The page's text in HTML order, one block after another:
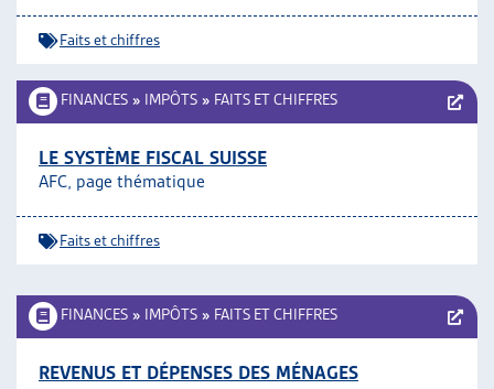
Faits et chiffres
FINANCES » IMPÔTS » FAITS ET CHIFFRES
LE SYSTÈME FISCAL SUISSE
AFC, page thématique
Faits et chiffres
FINANCES » IMPÔTS » FAITS ET CHIFFRES
REVENUS ET DÉPENSES DES MÉNAGES